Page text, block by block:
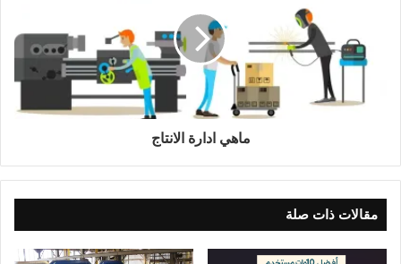
ماهي ادارة الانتاج
مقالات ذات صلة